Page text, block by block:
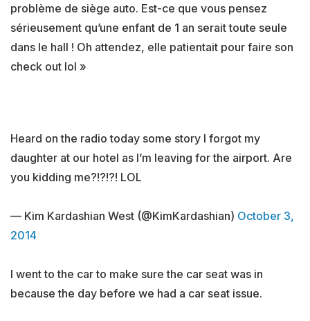
problème de siège auto. Est-ce que vous pensez
sérieusement qu’une enfant de 1 an serait toute seule
dans le hall ! Oh attendez, elle patientait pour faire son
check out lol »
Heard on the radio today some story I forgot my
daughter at our hotel as I’m leaving for the airport. Are
you kidding me?!?!?! LOL
— Kim Kardashian West (@KimKardashian) October 3,
2014
I went to the car to make sure the car seat was in
because the day before we had a car seat issue.